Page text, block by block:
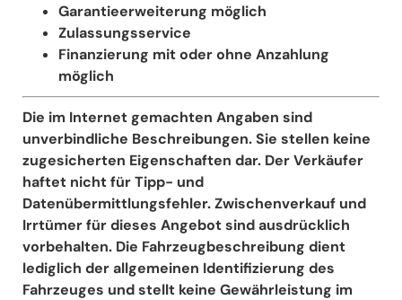
Garantieerweiterung möglich
Zulassungsservice
Finanzierung mit oder ohne Anzahlung
möglich
Die im Internet gemachten Angaben sind
unverbindliche Beschreibungen. Sie stellen keine
zugesicherten Eigenschaften dar. Der Verkäufer
haftet nicht für Tipp- und
Datenübermittlungsfehler. Zwischenverkauf und
Irrtümer für dieses Angebot sind ausdrücklich
vorbehalten. Die Fahrzeugbeschreibung dient
lediglich der allgemeinen Identifizierung des
Fahrzeuges und stellt keine Gewährleistung im